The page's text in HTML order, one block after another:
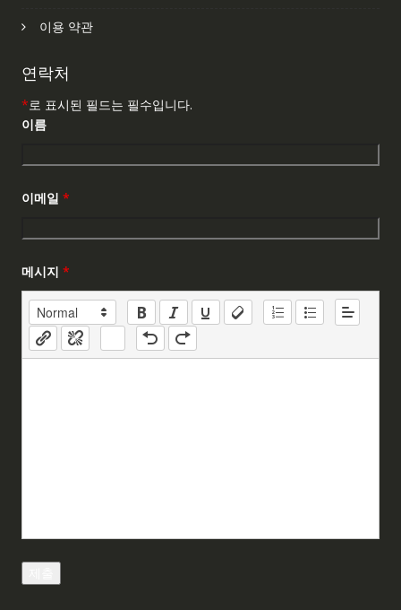
이용 약관
연락처
*로 표시된 필드는 필수입니다.
이름
이메일 *
메시지 *